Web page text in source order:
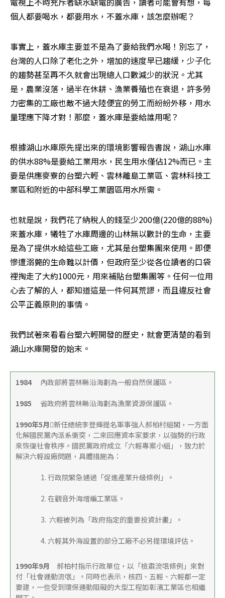
個人都要喝水，都要用水，不蓋水庫，該怎麼辦呢？
事實上，蓋水庫主要並不是為了要給我們水喝！別忘了，
台灣的人口除了老化之外，增加的速度早已趨緩，少子化
的趨勢甚至再不久就會出現總人口數減少的狀況。尤其
是，農業沒落，過半在休耕、漁業養殖也在衰退，許多勞
力密集的工廠也敵不過大陸便宜的勞工而紛紛外移，用水
量理應下降才對！那麼，蓋水庫是要給誰用呢？
根據湖山水庫原先提出來的環境影響報告書說，湖山水庫
的供水88%是要給工業用水，民生用水僅佔12%而已。主
要是供應麥寮的台塑六輕、雲林離島工業區、雲林科技工
業區和附近的中部科學工業園區用水所需。
也就是說，我們花了納稅人的錢至少200億(220億的88%)
來蓋水庫，犧牲了水庫周邊的山林無以數計的生命，主要
是為了提供水給這些工廠，尤其是台塑集團來使用。即便
慘遭溺斃的生命難以計價，但政府至少從各位讀者的口袋
裡掏走了大約1000元，用來補貼台塑集團等。任何一位用
心去了解的人，都知道這是一件何其荒謬，而且違反社會
公平正義原則的事情。
我們試著來看看台塑六輕開發的歷史，就會更清楚的看到
湖山水庫開發的始末。
1984 內政部將雲林縣沿海劃為一般自然保護區。
1985 省政府將雲林縣沿海劃為漁業資源保護區。
1990年5月新任總統李登輝提名軍事強人郝柏村組閣，一方面
化解國民黨內派系衝突，二來回應資本家要求，以強勢的行政
來恢復社會秩序。國民黨政府成立「六輕專案小組」，致力於
解決六輕設廠問題，具體措施為：
            　1. 行政院緊急通過「促進產業升級條例」。
            　2. 在觀音外海增編工業區。
            　3.  六輕被列為「政府指定的重要投資計畫」。
            　4. 六輕其外海設置的部分工廠不必另提環境評估。
1990年9月 郝柏村指示行政單位，以「檢肅流氓條例」來對
付「社會運動流氓」。同時也表示，核四、五輕、六輕都一定
要建，一些受到環保運動阻礙的大型工程如彰濱工業區也相繼